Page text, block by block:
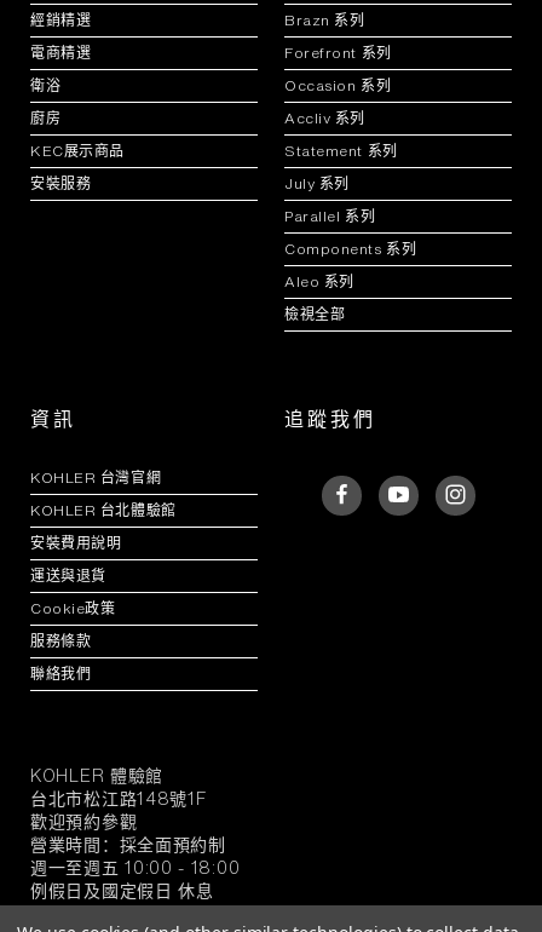
經銷精選
電商精選
衛浴
廚房
KEC展示商品
安裝服務
Brazn 系列
Forefront 系列
Occasion 系列
Accliv 系列
Statement 系列
July 系列
Parallel 系列
Components 系列
Aleo 系列
檢視全部
資訊
KOHLER 台灣官網
KOHLER 台北體驗館
安裝費用說明
運送與退貨
Cookie政策
服務條款
聯絡我們
追蹤我們
KOHLER
官
方
旗
艦
店
KOHLER 體驗館
台北市松江路148號1F
歡迎預約參觀
營業時間：採全面預約制
週一至週五 10:00 - 18:00
例假日及國定假日 休息